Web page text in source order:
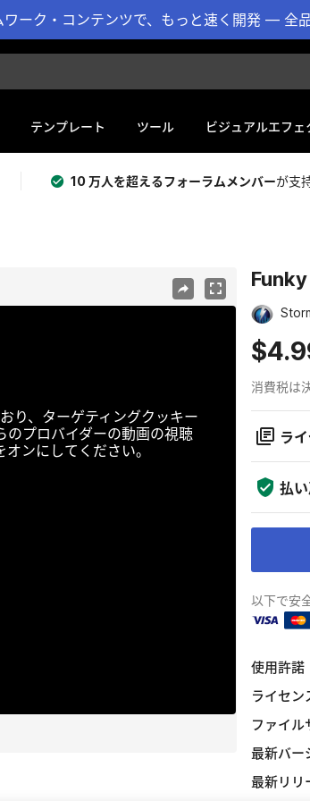
ーク・コンテンツで、もっと速く開発 — 全品
テンプレート ツール ビジュアルエフェ
10 万人を超えるフォーラムメンバーが支
り、ターゲティングクッキー
プロバイダーの動画の視聴
ンにしてください。
消費税は
ラ
払
以下で安
使用許諾
ライセン
ファイル
最新バー
最新リリ